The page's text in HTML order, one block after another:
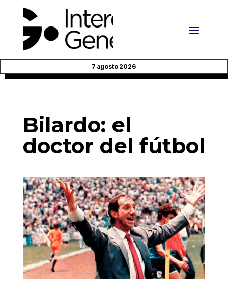
7 agosto 2026
Bilardo: el
doctor del fútbol